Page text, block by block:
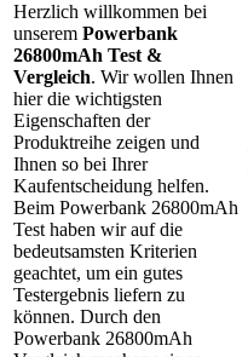
Herzlich willkommen bei
unserem Powerbank
26800mAh Test &
Vergleich. Wir wollen Ihnen
hier die wichtigsten
Eigenschaften der
Produktreihe zeigen und
Ihnen so bei Ihrer
Kaufentscheidung helfen.
Beim Powerbank 26800mAh
Test haben wir auf die
bedeutsamsten Kriterien
geachtet, um ein gutes
Testergebnis liefern zu
können. Durch den
Powerbank 26800mAh